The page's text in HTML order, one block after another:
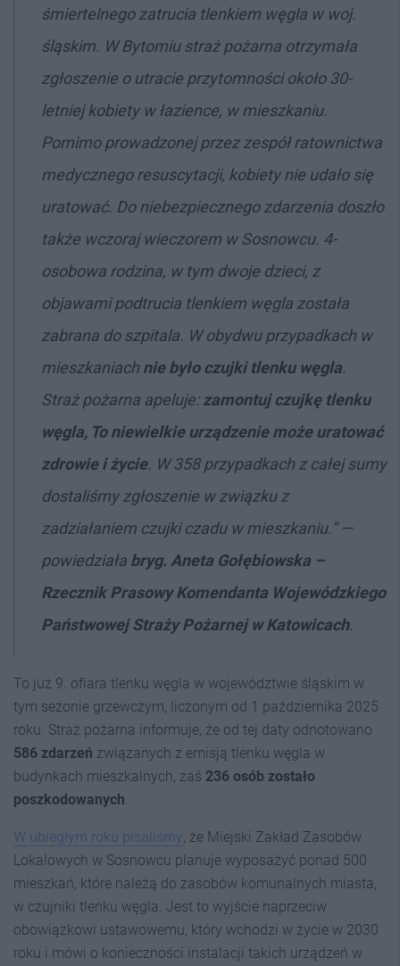
śmiertelnego zatrucia tlenkiem węgla w woj.
śląskim. W Bytomiu straż pożarna otrzymała
zgłoszenie o utracie przytomności około 30-
letniej kobiety w łazience, w mieszkaniu.
Pomimo prowadzonej przez zespół ratownictwa
medycznego resuscytacji, kobiety nie udało się
uratować. Do niebezpiecznego zdarzenia doszło
także wczoraj wieczorem w Sosnowcu. 4-
osobowa rodzina, w tym dwoje dzieci, z
objawami podtrucia tlenkiem węgla została
zabrana do szpitala. W obydwu przypadkach w
mieszkaniach nie było czujki tlenku węgla.
Straż pożarna apeluje:zamontuj czujkę tlenku
węgla, To niewielkie urządzenie może uratować
zdrowie i życie. W358 przypadkach z całej sumy
dostaliśmy zgłoszenie w związku z
zadziałaniem czujki czadu w mieszkaniu.” —
powiedziała bryg. Aneta Gołębiowska –
Rzecznik Prasowy Komendanta Wojewódzkiego
Państwowej Straży Pożarnej w Katowicach.
To już 9. ofiara tlenku węgla w województwie śląskim w
tym sezonie grzewczym, liczonym od 1 października 2025
roku. Straż pożarna informuje, że od tej daty odnotowano
586 zdarzeń związanych z emisją tlenku węgla w
budynkach mieszkalnych, zaś 236 osób zostało
poszkodowanych
W ubiegłym roku pisaliśmy , że Miejski Zakład Zasobów
Lokalowych w Sosnowcu planuje wyposażyć ponad 500
mieszkań, które należą do zasobów komunalnych miasta,
w czujniki tlenku węgla. Jest to wyjście naprzeciw
obowiązkowi ustawowemu, który wchodzi w życie w 2030
roku i mówi o konieczności instalacji takich urządzeń w